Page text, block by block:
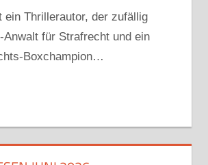
ein Thrillerautor, der zufällig
Anwalt für Strafrecht und ein
Boxchampion…